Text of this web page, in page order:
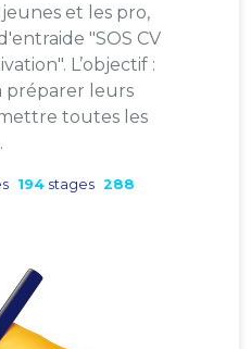
et les pro,
"SOS CV
L’objectif :
préparer leurs
toutes les
194 stages 288